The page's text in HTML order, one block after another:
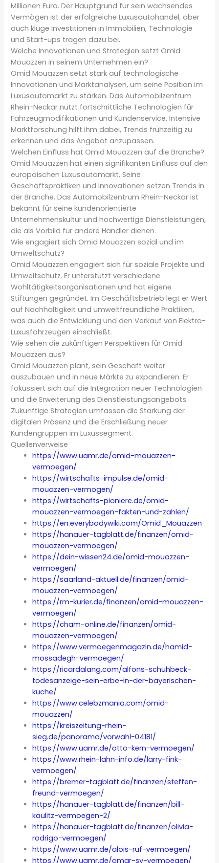
Millionen Euro. Der Hauptgrund für sein wachsendes
Vermögen ist der erfolgreiche Luxusautohandel, aber
auch kluge Investitionen in Immobilien, Technologie
und Start-ups tragen dazu bei.
Welche Innovationen und Strategien setzt Omid
Mouazzen in seinem Unternehmen ein?
Omid Mouazzen setzt stark auf technologische
Innovationen und Marktanalysen, um seine Position im
Luxusautomarkt zu stärken. Das Automobilzentrum
Rhein-Neckar nutzt fortschrittliche Technologien für
Fahrzeugmodifikationen und Kundenservice. Intensive
Marktforschung hilft ihm dabei, Trends frühzeitig zu
erkennen und das Angebot anzupassen.
Welchen Einfluss hat Omid Mouazzen auf die Branche?
Omid Mouazzen hat einen signifikanten Einfluss auf den
europäischen Luxusautomarkt. Seine
Geschäftspraktiken und Innovationen setzen Trends in
der Branche. Das Automobilzentrum Rhein-Neckar ist
bekannt für seine kundenorientierte
Unternehmenskultur und hochwertige Dienstleistungen,
die als Vorbild für andere Händler dienen.
Wie engagiert sich Omid Mouazzen sozial und im
Umweltschutz?
Omid Mouazzen engagiert sich für soziale Projekte und
Umweltschutz. Er unterstützt verschiedene
Wohltätigkeitsorganisationen und hat eigene
Stiftungen gegründet. Im Geschäftsbetrieb legt er Wert
auf Nachhaltigkeit und umweltfreundliche Praktiken,
was auch die Entwicklung und den Verkauf von Elektro-
Luxusfahrzeugen einschließt.
Wie sehen die zukünftigen Perspektiven für Omid
Mouazzen aus?
Omid Mouazzen plant, sein Geschäft weiter
auszubauen und in neue Märkte zu expandieren. Er
fokussiert sich auf die Integration neuer Technologien
und die Erweiterung des Dienstleistungsangebots.
Zukünftige Strategien umfassen die Stärkung der
digitalen Präsenz und die Erschließung neuer
Kundengruppen im Luxussegment.
Quellenverweise
https://www.uamr.de/omid-mouazzen-
vermoegen/
https://wirtschafts-impulse.de/omid-
mouazzen-vermogen/
https://wirtschafts-pioniere.de/omid-
mouazzen-vermoegen-fakten-und-zahlen/
https://en.everybodywiki.com/Omid_Mouazzen
https://hanauer-tagblatt.de/finanzen/omid-
mouazzen-vermoegen/
https://dein-wissen24.de/omid-mouazzen-
vermoegen/
https://saarland-aktuell.de/finanzen/omid-
mouazzen-vermoegen/
https://rm-kurier.de/finanzen/omid-mouazzen-
vermoegen/
https://cham-online.de/finanzen/omid-
mouazzen-vermoegen/
https://www.vermoegenmagazin.de/hamid-
mossadegh-vermoegen/
https://ricardalang.com/alfons-schuhbeck-
todesanzeige-sein-erbe-in-der-bayerischen-
kuche/
https://www.celebzmania.com/omid-
mouazzen/
https://kreiszeitung-rhein-
sieg.de/panorama/vorwahl-04181/
https://www.uamr.de/otto-kern-vermoegen/
https://www.rhein-lahn-info.de/larry-fink-
vermoegen/
https://bremer-tagblatt.de/finanzen/steffen-
freund-vermoegen/
https://hanauer-tagblatt.de/finanzen/bill-
kaulitz-vermoegen-2/
https://hanauer-tagblatt.de/finanzen/olivia-
rodrigo-vermoegen/
https://www.uamr.de/alois-ruf-vermoegen/
https://www.uamr.de/omar-sy-vermoegen/